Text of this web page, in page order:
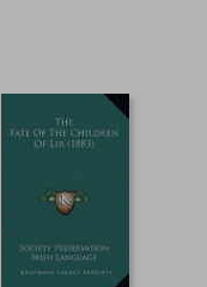
dcto.